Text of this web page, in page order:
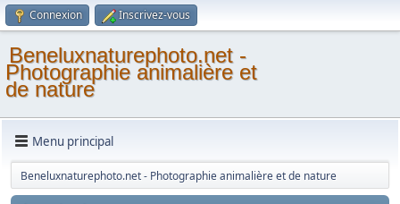
Connexion Inscrivez-vous
Beneluxnaturephoto.net -
Photographie animalière et
de nature
Menu principal
Beneluxnaturephoto.net - Photographie animalière et de nature